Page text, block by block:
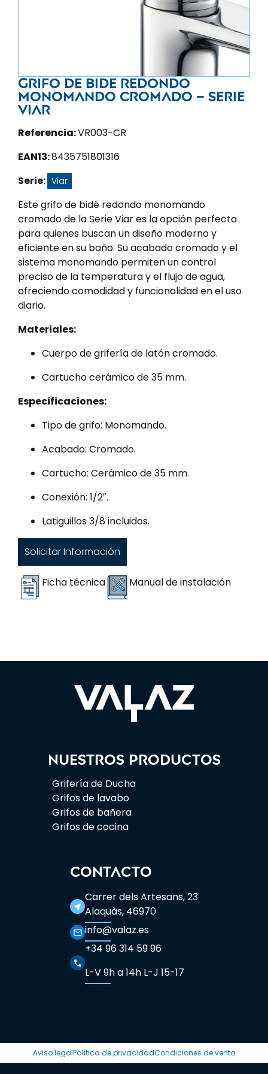
Grifo de bide redondo
monomando cromado – Serie
Viar
Referencia:VR003-CR
EAN13:8435751801316
Serie: Viar
Este grifo de bidé redondo monomando
cromado de la Serie Viar es la opción perfecta
para quienes buscan un diseño moderno y
eficiente en su baño. Su acabado cromado y el
sistema monomando permiten un control
preciso de la temperatura y el flujo de agua,
ofreciendo comodidad y funcionalidad en el uso
diario.
Materiales:
Cuerpo de grifería de latón cromado.
Cartucho cerámico de 35 mm.
Especificaciones:
Tipo de grifo: Monomando.
Acabado: Cromado.
Cartucho: Cerámico de 35 mm.
Conexión: 1/2″.
Latiguillos 3/8 incluidos.
Solicitar Información
Ficha técnica Manual de instalación
Nuestros productos
Grifería de Ducha
Grifos de lavabo
Grifos de bañera
Grifos de cocina
CONTACTO
near_me
Carrer dels Artesans, 23
Alaquàs, 46970
mail_outline info@valaz.es
phone
+34 96 314 59 96
L-V 9h a 14h L-J 15-17
Aviso legalPolítica de privacidadCondiciones de venta